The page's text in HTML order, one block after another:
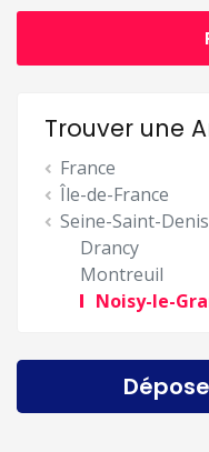
Trouver une
France
Île-de-France
Seine-Saint-Denis
Drancy
Montreuil
Noisy-le-